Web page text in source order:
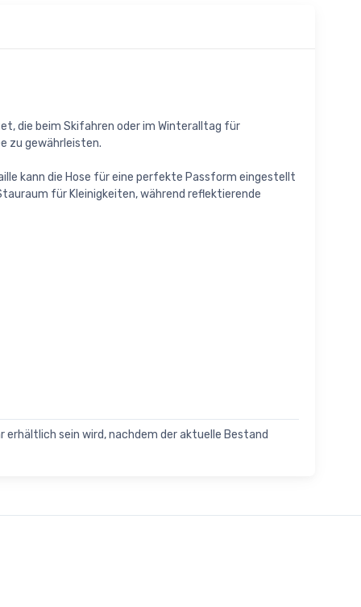
die beim Skifahren oder im Winteralltag für
zu gewährleisten.
kann die Hose für eine perfekte Passform eingestellt
für Kleinigkeiten, während reflektierende
sein wird, nachdem der aktuelle Bestand